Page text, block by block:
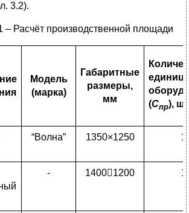
3.2).
– Расчёт производственной площади
Модель
(марка)
Габаритные
размеры,
мм
единиц
(Спр),
“Волна” 1350×1250 1
- 14001200 1